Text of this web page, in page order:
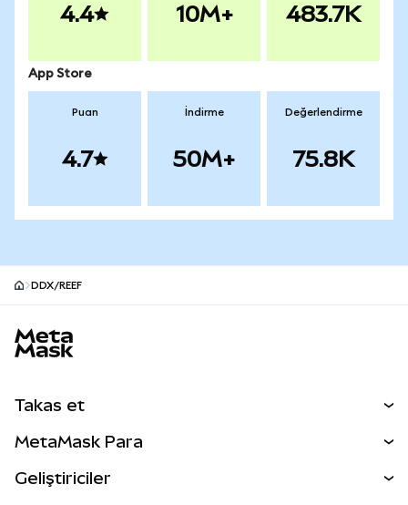
4.4 10M+ 483.7K
App Store
Puan
4.7
İndirme
50M+
Değerlendirme
75.8K
DDX/REEF
Takas et
Perps
MetaMask Para
Geliştiriciler